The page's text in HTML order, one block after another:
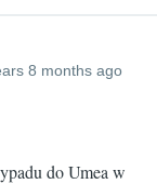
8 months ago
do Umea w